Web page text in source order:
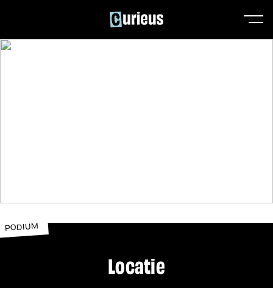
PODIUM
Locatie